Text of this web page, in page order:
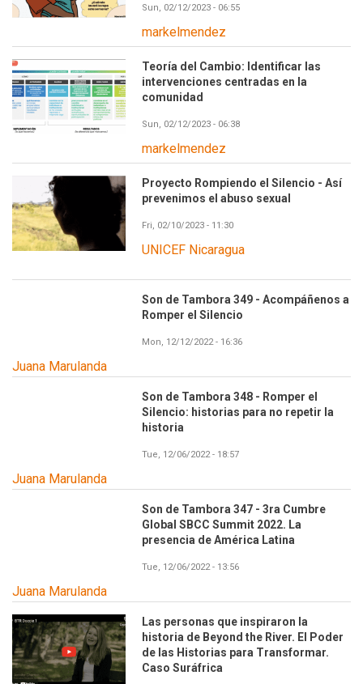
Sun, 02/12/2023 - 06:55
markelmendez
Teoría del Cambio: Identificar las
intervenciones centradas en la
comunidad
Sun, 02/12/2023 - 06:38
markelmendez
Proyecto Rompiendo el Silencio - Así
prevenimos el abuso sexual
Fri, 02/10/2023 - 11:30
UNICEF Nicaragua
Son de Tambora 349 - Acompáñenos a
Romper el Silencio
Mon, 12/12/2022 - 16:36
Juana Marulanda
Son de Tambora 348 - Romper el
Silencio: historias para no repetir la
historia
Tue, 12/06/2022 - 18:57
Juana Marulanda
Son de Tambora 347 - 3ra Cumbre
Global SBCC Summit 2022. La
presencia de América Latina
Tue, 12/06/2022 - 13:56
Juana Marulanda
Las personas que inspiraron la
historia de Beyond the River. El Poder
de las Historias para Transformar.
Caso Suráfrica